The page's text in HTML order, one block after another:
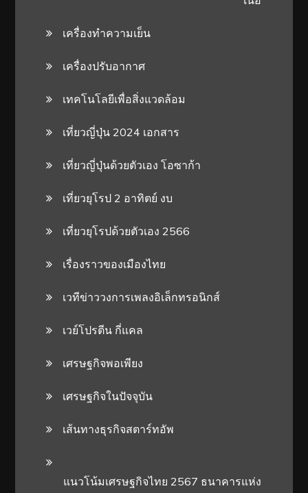
เครื่องทำความเย็น
เครื่องปรับอากาศ
เทคโนโลยีเพื่อสิ่งแวดล้อม
เที่ยวญี่ปุ่น 2024 เอกสาร
เที่ยวญี่ปุ่นด้วยตัวเอง โอซาก้า
เที่ยวยุโรป 2 อาทิตย์ งบ
เที่ยวยุโรปด้วยตัวเอง 2566
เรื่องราวของเมืองไทย
เวทีข่าววงการเพลงอิเล็กทรอนิกส์
เวย์โปรตีน กี่แคล
เศรษฐกิจพอเพียง
เศรษฐกิจในปัจจุบัน
เส้นทางธุรกิจสตาร์ทอัพ
แนวโน้มเศรษฐกิจไทย 2567 ธนาคารแห่ง